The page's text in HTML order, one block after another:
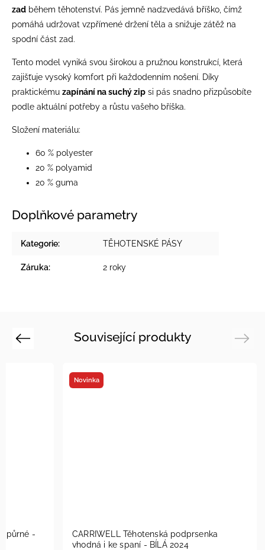
zad během těhotenství. Pás jemně nadzvedává bříško, čímž
pomáhá udržovat vzpřímené držení těla a snižuje zátěž na
spodní část zad.
Tento model vyniká svou širokou a pružnou konstrukcí, která
zajišťuje vysoký komfort při každodenním nošení. Díky
praktickému zapínání na suchý zip si pás snadno přizpůsobíte
podle aktuální potřeby a růstu vašeho bříška.
Složení materiálu:
60 % polyester
20 % polyamid
20 % guma
Doplňkové parametry
Kategorie: TĚHOTENSKÉ PÁSY
Záruka: 2 roky
Související produkty
Previous
-
Novinka
CARRIWELL Těhotenská podprsenka
vhodná i ke spaní - BÍLÁ 2024
Next